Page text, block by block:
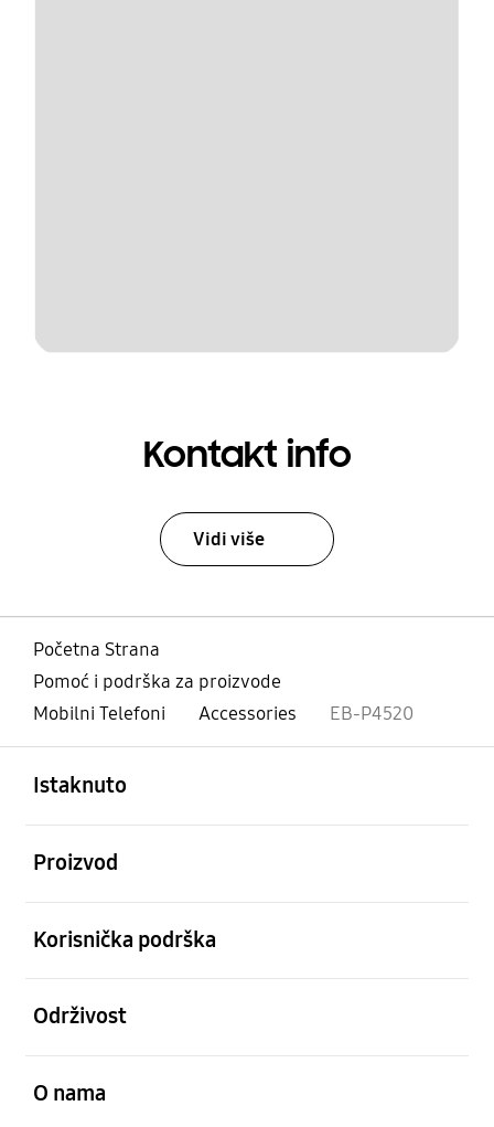
Kontakt info
Vidi više
Početna Strana
Pomoć i podrška za proizvode
Mobilni Telefoni
Accessories EB-P4520
Istaknuto
Proizvod
Korisnička podrška
Održivost
O nama